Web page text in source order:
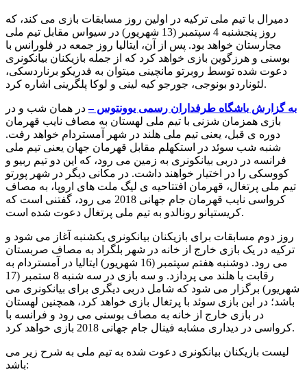
دمیرال با تیم ملی ترکیه در اولین روز مسابقات بازی می کند، که
روز پنجشنبه 4 سپتمبر (13 شهریور) در سیواس مقابل تیم ملی
مجارستان خواهد بود. پس از آن، ایتالیا روز جمعه در فلورانس با
بوسنی و هرزگوین بازی خواهد کرد که از جمله بازیکنان بیانکونری
دعوت شده توسط روبرتو مانچینی میتوان به فدریکو برناردسکی،
لئوناردو بونوجی، جورجو کیه لینی و لوکا پلگرینی اشاره کرد.
به گزارش باشگاه طرفداران رسمی یوونتوس –در همان شب و در
بازی همزمان شزنی با تیم ملی لهستان به مصاف نایب قهرمان
دوره ی قبل، یعنی تیم ملی هلند در شهر آمستردام خواهد رفت.
شنبه شب سوئد در استکهلم مقابل قهرمان جهان یعنی تیم ملی
فرانسه در دربی بیانکونری به زمین می رود، که این دو تیم ربیو و
کووسکی را در اختیار خواهند داشت. در مکانی دیگر در شهر پورتو
تیم ملی پرتغال، قهرمان افتتاحیه ی لیگ ملت های اروپا، به مصاف
کرواسی نایب قهرمان جام جهانی 2018 می رود، گفتنی است که
کریستیانو رونالدو به تیم ملی پرتغال دعوت شده است.
روز دوم مسابقات برای بازیکنان بیانکونری یکشنبه آغاز می شود و
ترکیه در یک بازی خارج از خانه در شهر بلگراد به مصاف صربستان
می رود. دوشنبه هفتم سپتمبر (16 شهریور) ایتالیا در آمستردام به
رقابت با هلند می پردازد. و سه بازی در سه شنبه 8 ستمبر (17
شهریور) برگزار می شود که شامل دربی دیگری برای بیانکونری می
باشد؛ در این بازی سوئد با پرتغال بازی خواهد کرد، همچنین لهستان
در بازی خارج از خانه به مصاف بوسنی می رود و فرانسه با
کرواسی در دیداری مشابه فینال جام جهانی 2018 بازی خواهد کرد.
لیست بازیکنان بیانکونری دعوت شده به تیم ملی به شرح زیر می
باشد: